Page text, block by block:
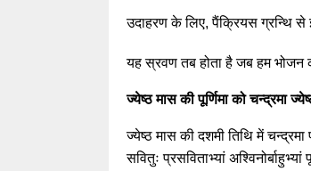
उदाहरण के लिए, पैंक्रियस ग्रन्थि से
यह स्रवण तब होता है जब हम भोजन
ज्येष्ठ मास की पूर्णिमा को चन्द्रमा
ज्येष्ठ मास की दशमी तिथि में
सवितुः प्रसविताभ्यां